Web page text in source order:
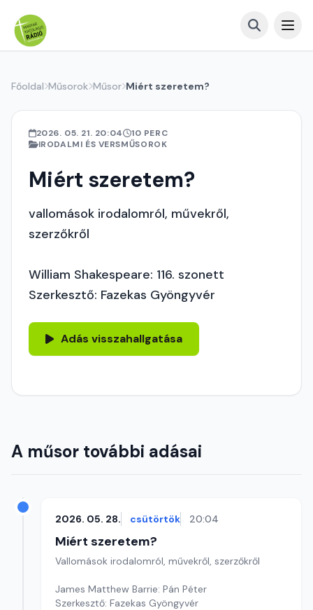
Főoldal Műsorok Műsor Miért szeretem?
2026. 05. 21. 20:04
10 PERC
IRODALMI ÉS VERSMŰSOROK
Miért szeretem?
vallomások irodalomról, művekről,
szerzőkről
William Shakespeare: 116. szonett
Szerkesztő: Fazekas Gyöngyvér
Adás visszahallgatása
A műsor további adásai
2026. 05. 28. csütörtök 20:04
Miért szeretem?
Vallomások irodalomról, művekről, szerzőkről
James Matthew Barrie: Pán Péter
Szerkesztő: Fazekas Gyöngyvér